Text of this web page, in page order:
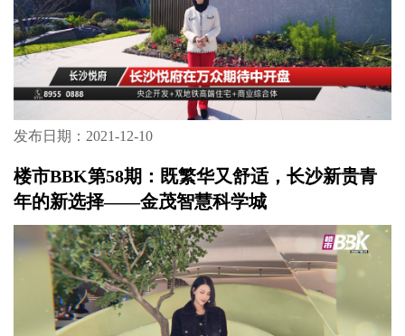
发布日期：2021-12-10
楼市BBK第58期：既繁华又舒适，长沙新贵青
年的新选择——金茂智慧科学城